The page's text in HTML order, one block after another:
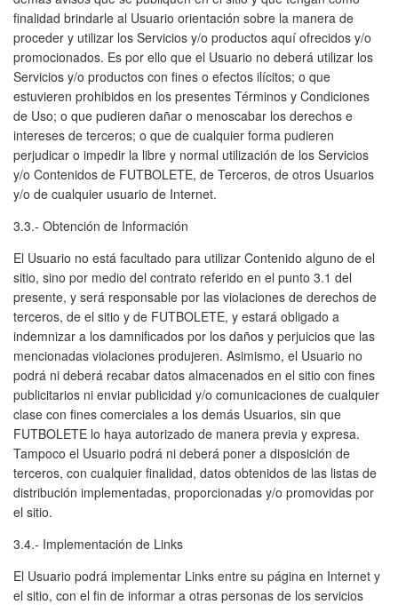
finalidad brindarle al Usuario orientación sobre la manera de
proceder y utilizar los Servicios y/o productos aquí ofrecidos y/o
promocionados. Es por ello que el Usuario no deberá utilizar los
Servicios y/o productos con fines o efectos ilícitos; o que
estuvieren prohibidos en los presentes Términos y Condiciones
de Uso; o que pudieren dañar o menoscabar los derechos e
intereses de terceros; o que de cualquier forma pudieren
perjudicar o impedir la libre y normal utilización de los Servicios
y/o Contenidos de FUTBOLETE, de Terceros, de otros Usuarios
y/o de cualquier usuario de Internet.
3.3.- Obtención de Información
El Usuario no está facultado para utilizar Contenido alguno de el
sitio, sino por medio del contrato referido en el punto 3.1 del
presente, y será responsable por las violaciones de derechos de
terceros, de el sitio y de FUTBOLETE, y estará obligado a
indemnizar a los damnificados por los daños y perjuicios que las
mencionadas violaciones produjeren. Asimismo, el Usuario no
podrá ni deberá recabar datos almacenados en el sitio con fines
publicitarios ni enviar publicidad y/o comunicaciones de cualquier
clase con fines comerciales a los demás Usuarios, sin que
FUTBOLETE lo haya autorizado de manera previa y expresa.
Tampoco el Usuario podrá ni deberá poner a disposición de
terceros, con cualquier finalidad, datos obtenidos de las listas de
distribución implementadas, proporcionadas y/o promovidas por
el sitio.
3.4.- Implementación de Links
El Usuario podrá implementar Links entre su página en Internet y
el sitio, con el fin de informar a otras personas de los servicios